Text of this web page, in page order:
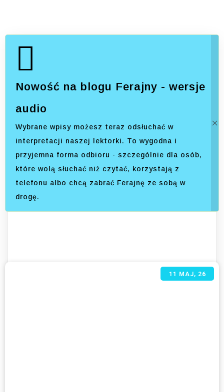
Nowość na blogu Ferajny - wersje
audio
Wybrane wpisy możesz teraz odsłuchać w
interpretacji naszej lektorki. To wygodna i
przyjemna forma odbioru - szczególnie dla osób,
które wolą słuchać niż czytać, korzystają z
telefonu albo chcą zabrać Ferajnę ze sobą w
drogę.
11 MAJ, 26